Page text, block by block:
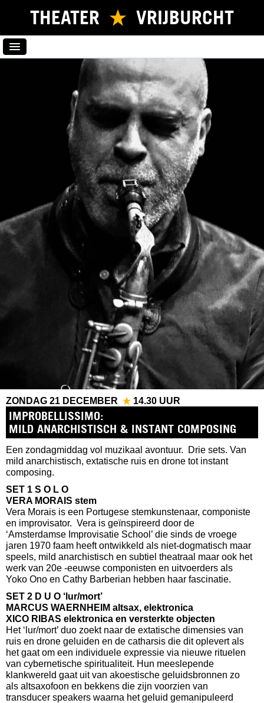
THEATER VRIJBURCHT
KAARTVERKOOP
CONTACT
ZONDAG 21 DECEMBER
14.30 UUR
IMPROBELLISSIMO:
MILD ANARCHISTISCH & INSTANT COMPOSING
Een zondagmiddag vol muzikaal avontuur. Drie sets. Van
mild anarchistisch, extatische ruis en drone tot instant
composing.
SET 1 S O L O
VERA MORAIS stem
Vera Morais is een Portugese stemkunstenaar, componiste
en improvisator. Vera is geïnspireerd door de
‘Amsterdamse Improvisatie School’ die sinds de vroege
jaren 1970 faam heeft ontwikkeld als niet-dogmatisch maar
speels, mild anarchistisch en subtiel theatraal maar ook het
werk van 20e -eeuwse componisten en uitvoerders als
Yoko Ono en Cathy Barberian hebben haar fascinatie.
SET 2 D U O ‘lur/mort’
MARCUS WAERNHEIM altsax, elektronica
XICO RIBAS elektronica en versterkte objecten
Het ‘lur/mort’ duo zoekt naar de extatische dimensies van
ruis en drone geluiden en de catharsis die dit oplevert als
het gaat om een individuele expressie via nieuwe rituelen
van cybernetische spiritualiteit. Hun meeslepende
klankwereld gaat uit van akoestische geluidsbronnen zo
als altsaxofoon en bekkens die zijn voorzien van
transducer speakers waarna het geluid gemanipuleerd